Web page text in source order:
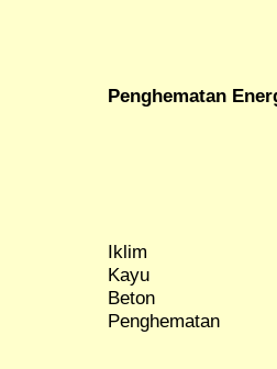
Penghematan
Iklim
Kayu
Beton
Penghematan